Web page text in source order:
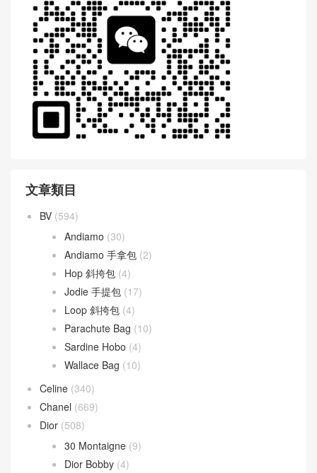
文章類目
BV (594)
Andiamo (30)
Andiamo 手拿包 (2)
Hop 斜挎包 (4)
Jodie 手提包 (17)
Loop 斜挎包 (4)
Parachute Bag (10)
Sardine Hobo (4)
Wallace Bag (10)
Celine (340)
Chanel (669)
Dior (508)
30 Montaigne (9)
Dior Bobby (4)